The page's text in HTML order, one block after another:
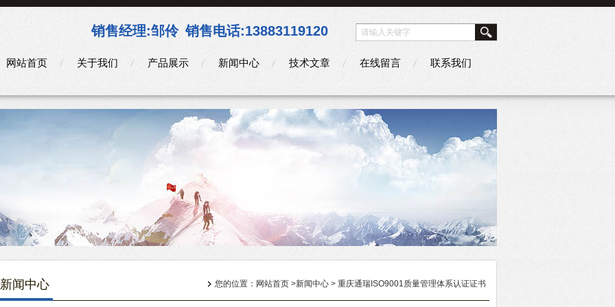
销售经理:邹伶 销售电话:13883119120
网站首页 关于我们 产品展示 新闻中心 技术文章 在线留言 联系我们
新闻中心 您的位置： 网站首页 >新闻中心 > 重庆通瑞ISO9001质量管理体系认证证书